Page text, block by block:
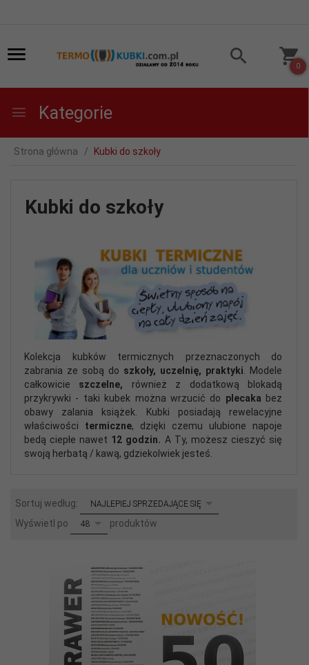
0
Kategorie
Strona główna Kubki do szkoły
Kubki do szkoły
Kolekcja kubków termicznych przeznaczonych do
zabrania ze sobą do szkoły, uczelnię, praktyki . Modele
całkowicie szczelne, również z dodatkową blokadą
przykrywki - taki kubek można wrzucić do plecaka bez
obawy zalania książek. Kubki posiadają rewelacyjne
właściwości termiczne, dzięki czemu ulubione napoje
bedą ciepłe nawet 12 godzin. A Ty, możesz cieszyć się
swoją herbatą / kawą, gdziekolwiek jesteś.
Sortuj według: sortNAJLEPIEJ SPRZEDAJĄCE SIĘ
Wyświetl po pop48 produktów